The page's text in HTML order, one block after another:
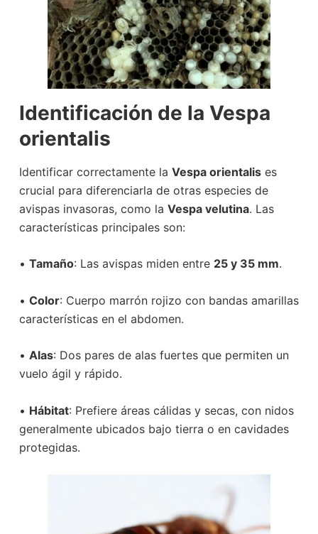
Identificación de la Vespa
orientalis
Identificar correctamente la Vespa orientalises
crucial para diferenciarla de otras especies de
avispas invasoras, como la Vespa velutina. Las
características principales son:
• Tamaño: Las avispas miden entre 25 y 35 mm.
• Color: Cuerpo marrón rojizo con bandas amarillas
características en el abdomen.
• Alas: Dos pares de alas fuertes que permiten un
vuelo ágil y rápido.
• Hábitat: Prefiere áreas cálidas y secas, con nidos
generalmente ubicados bajo tierra o en cavidades
protegidas.